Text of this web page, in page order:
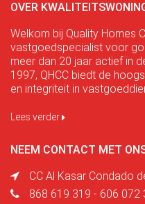
OVER
Welkom bij Quality Homes
vastgoedspecialist voor
meer dan 20 jaar actief in
1997, QHCC biedt de
en integriteit in
Lees verder
NEEM CONTACT MET
CC Al Kasar Condado
868 619 319 - 606 072